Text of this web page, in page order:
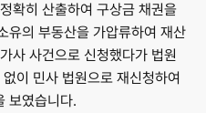
확히 산출하여 구상금 채권을
유의 부동산을 가압류하여 재산
사 사건으로 신청했다가 법원
이 민사 법원으로 재신청하여
보였습니다.